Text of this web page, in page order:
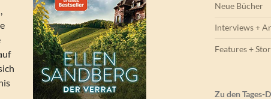
Neue Bücher
Interviews +
Features +
Zu den Tages-